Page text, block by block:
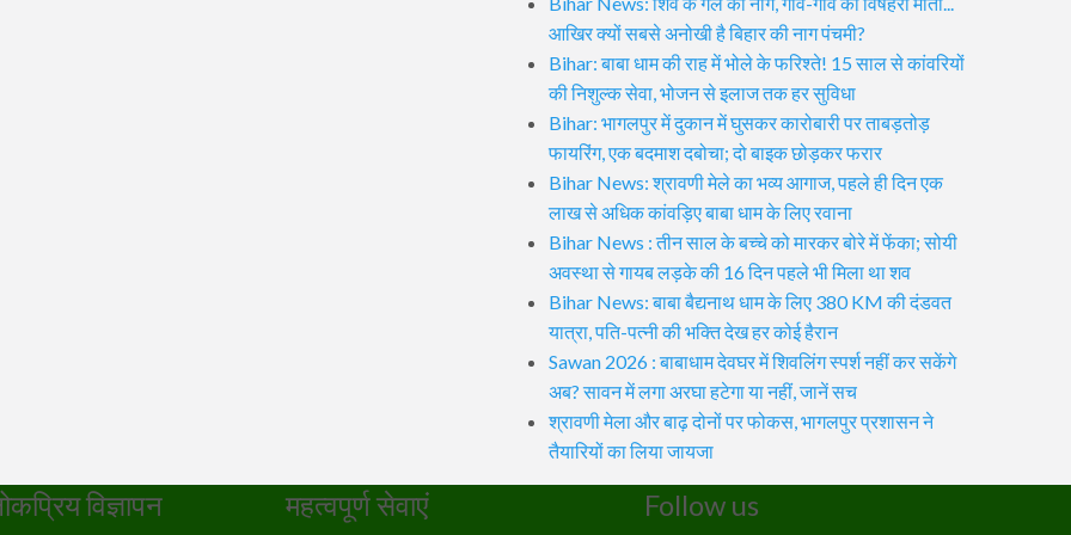
आखिर क्यों सबसे अनोखी है बिहार की नाग पंचमी?
Bihar: बाबा धाम की राह में भोले के फरिश्ते! 15 साल से कांवरियों
की निशुल्क सेवा, भोजन से इलाज तक हर सुविधा
Bihar: भागलपुर में दुकान में घुसकर कारोबारी पर ताबड़तोड़
फायरिंग, एक बदमाश दबोचा; दो बाइक छोड़कर फरार
Bihar News: श्रावणी मेले का भव्य आगाज, पहले ही दिन एक
लाख से अधिक कांवड़िए बाबा धाम के लिए रवाना
Bihar News : तीन साल के बच्चे को मारकर बोरे में फेंका; सोयी
अवस्था से गायब लड़के की 16 दिन पहले भी मिला था शव
Bihar News: बाबा बैद्यनाथ धाम के लिए 380 KM की दंडवत
यात्रा, पति-पत्नी की भक्ति देख हर कोई हैरान
Sawan 2026 : बाबाधाम देवघर में शिवलिंग स्पर्श नहीं कर सकेंगे
अब? सावन में लगा अरघा हटेगा या नहीं, जानें सच
श्रावणी मेला और बाढ़ दोनों पर फोकस, भागलपुर प्रशासन ने
तैयारियों का लिया जायजा
विज्ञापन महत्वपूर्ण सेवाएं Follow us